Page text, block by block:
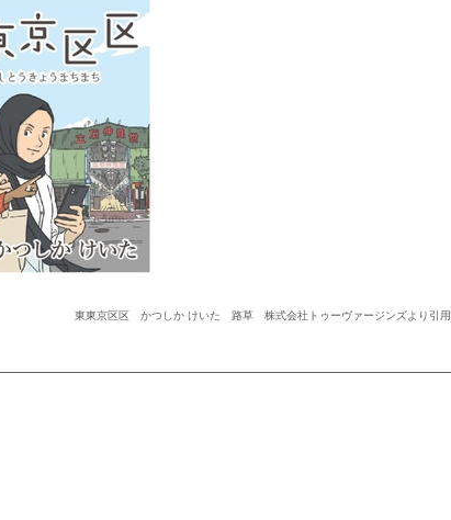
東東京区区 かつしか けいた 路草 株式会社トゥーヴァージンズより引用